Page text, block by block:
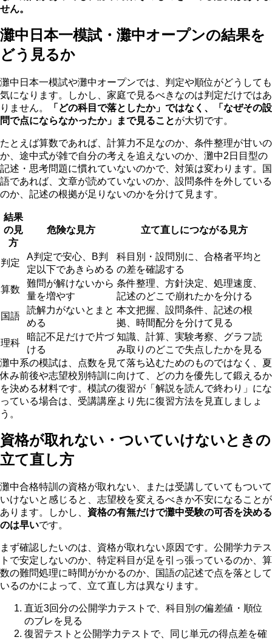
せん。
灘中日本一模試・灘中オープンの結果を
どう見るか
灘中日本一模試や灘中オープンでは、判定や順位がどうしても
気になります。しかし、家庭で見るべきなのは判定だけではあ
りません。
「どの科目で落としたか」ではなく、「なぜその設
問で点にならなかったか」まで見ることが大切です。
たとえば算数であれば、計算力不足なのか、条件整理が甘いの
か、途中式が雑で自分の考えを追えないのか、灘中2日目型の
記述・思考問題に慣れていないのかで、対策は変わります。国
語であれば、文章が読めていないのか、設問条件を外している
のか、記述の根拠が足りないのかを分けて見ます。
結果
の見
方
危険な見方 立て直しにつながる見方
判定
A判定で安心、B判
定以下であきらめる
科目別・設問別に、合格者平均と
の差を確認する
算数
難問が解けないから
量を増やす
条件整理、方針決定、処理速度、
記述のどこで崩れたかを分ける
国語
読解力がないとまと
める
本文把握、設問条件、記述の根
拠、時間配分を分けて見る
理科
暗記不足だけで片づ
ける
知識、計算、実験考察、グラフ読
み取りのどこで失点したかを見る
灘中系の模試は、点数を見て落ち込むためのものではなく、夏
休み前後や志望校別特訓に向けて、どの力を優先して鍛えるか
を決める材料です。模試の復習が「解説を読んで終わり」にな
っている場合は、受講講座より先に復習方法を見直しましょ
う。
資格が取れない・ついていけないときの
立て直し方
灘中合格特訓の資格が取れない、または受講していてもついて
いけないと感じると、志望校を変えるべきか不安になることが
あります。しかし、 資格の有無だけで灘中受験の可否を決める
のは早いです。
まず確認したいのは、資格が取れない原因です。公開学力テス
トで安定しないのか、特定科目が足を引っ張っているのか、算
数の難問処理に時間がかかるのか、国語の記述で点を落として
いるのかによって、立て直し方は異なります。
直近3回分の公開学力テストで、科目別の偏差値・順位
のブレを見る
復習テストと公開学力テストで、同じ単元の得点差を確